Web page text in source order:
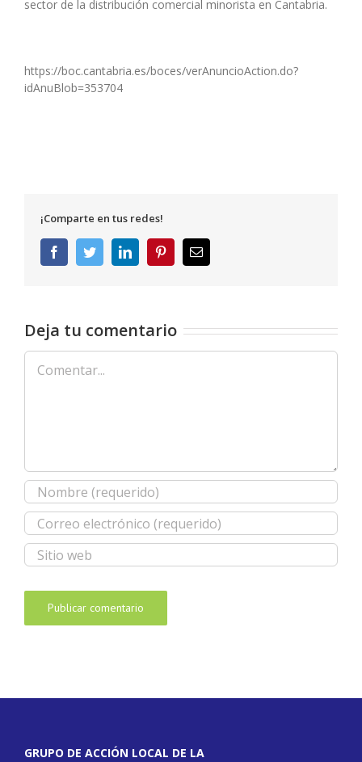
sector de la distribución comercial minorista en Cantabria.
https://boc.cantabria.es/boces/verAnuncioAction.do?
idAnuBlob=353704
¡Comparte en tus redes!
FacebookTwitterLinkedInPinterestCorreo
electrónico
Deja tu comentario
Comentar
GRUPO DE ACCIÓN LOCAL DE LA